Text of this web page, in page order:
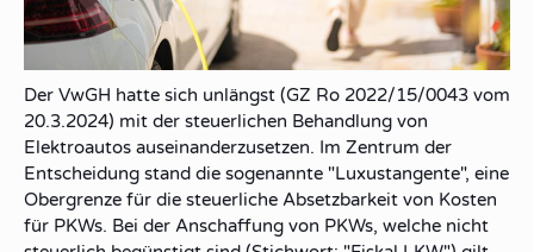
Der VwGH hatte sich unlängst (GZ Ro 2022/15/0043 vom
20.3.2024) mit der steuerlichen Behandlung von
Elektroautos auseinanderzusetzen. Im Zentrum der
Entscheidung stand die sogenannte "Luxustangente", eine
Obergrenze für die steuerliche Absetzbarkeit von Kosten
für PKWs. Bei der Anschaffung von PKWs, welche nicht